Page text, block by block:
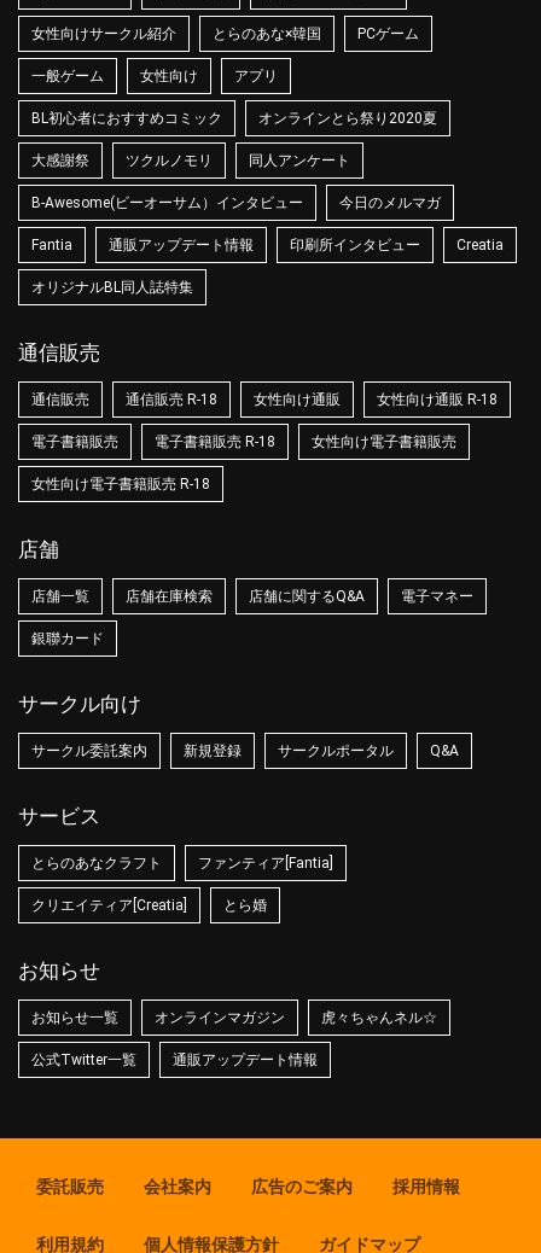
女性向けサークル紹介 とらのあな×韓国 PCゲーム
一般ゲーム 女性向け アプリ
BL初心者におすすめコミック オンラインとら祭り2020夏
大感謝祭 ツクルノモリ 同人アンケート
B-Awesome(ビーオーサム）インタビュー 今日のメルマガ
Fantia 通販アップデート情報 印刷所インタビュー Creatia
オリジナルBL同人誌特集
通信販売
通信販売 通信販売 R-18 女性向け通販 女性向け通販 R-18
電子書籍販売 電子書籍販売 R-18 女性向け電子書籍販売
女性向け電子書籍販売 R-18
店舗
店舗一覧 店舗在庫検索 店舗に関するQ&A 電子マネー
銀聯カード
サークル向け
サークル委託案内 新規登録 サークルポータル Q&A
サービス
とらのあなクラフト ファンティア[Fantia]
クリエイティア[Creatia] とら婚
お知らせ
お知らせ一覧 オンラインマガジン 虎々ちゃんネル☆
公式Twitter一覧 通販アップデート情報
委託販売 会社案内 広告のご案内 採用情報
利用規約 個人情報保護方針 ガイドマップ